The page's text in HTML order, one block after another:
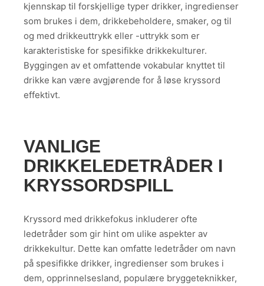
kjennskap til forskjellige typer drikker, ingredienser
som brukes i dem, drikkebeholdere, smaker, og til
og med drikkeuttrykk eller -uttrykk som er
karakteristiske for spesifikke drikkekulturer.
Byggingen av et omfattende vokabular knyttet til
drikke kan være avgjørende for å løse kryssord
effektivt.
VANLIGE
DRIKKELEDETRÅDER I
KRYSSORDSPILL
Kryssord med drikkefokus inkluderer ofte
ledetråder som gir hint om ulike aspekter av
drikkekultur. Dette kan omfatte ledetråder om navn
på spesifikke drikker, ingredienser som brukes i
dem, opprinnelsesland, populære bryggeteknikker,